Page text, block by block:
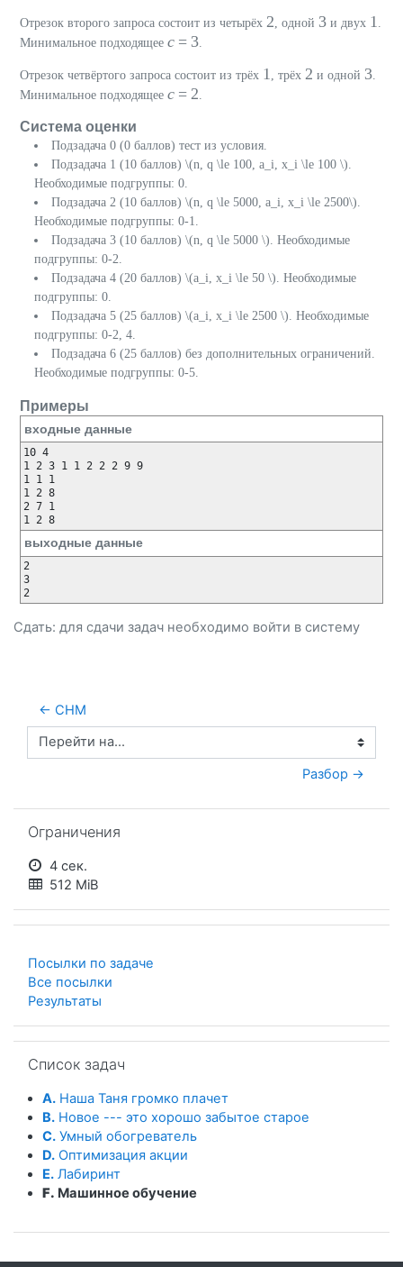
Отрезок второго запроса состоит из четырёх 2, одной 3 и двух 1.
Минимальное подходящее c = 3.
Отрезок четвёртого запроса состоит из трёх 1, трёх 2 и одной 3.
Минимальное подходящее c = 2.
Система оценки
Подзадача 0 (0 баллов) тест из условия.
Подзадача 1 (10 баллов) \(n, q \le 100, a_i, x_i \le 100 \).
Необходимые подгруппы: 0.
Подзадача 2 (10 баллов) \(n, q \le 5000, a_i, x_i \le 2500\).
Необходимые подгруппы: 0-1.
Подзадача 3 (10 баллов) \(n, q \le 5000 \). Необходимые
подгруппы: 0-2.
Подзадача 4 (20 баллов) \(a_i, x_i \le 50 \). Необходимые
подгруппы: 0.
Подзадача 5 (25 баллов) \(a_i, x_i \le 2500 \). Необходимые
подгруппы: 0-2, 4.
Подзадача 6 (25 баллов) без дополнительных ограничений.
Необходимые подгруппы: 0-5.
Примеры
входные данные
10 4
1 2 3 1 1 2 2 2 9 9
1 1 1
1 2 8
2 7 1
1 2 8
выходные данные
2
3
2
Сдать: для сдачи задач необходимо войти в систему
← СНМ
Перейти на...
Разбор →
Ограничения
4 сек.
512 MiB
Посылки по задаче
Все посылки
Результаты
Список задач
A. Наша Таня громко плачет
B. Новое --- это хорошо забытое старое
C. Умный обогреватель
D. Оптимизация акции
E. Лабиринт
F. Машинное обучение